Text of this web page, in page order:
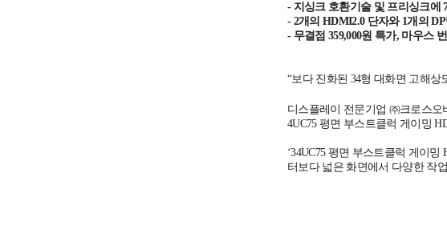
- 지싱크 호환기술 및 프리싱크에
- 2개의 HDMI2.0 단자와 1개의
- 무결점 359,000원 특가, 마우스
“보다 진화된 34형 대화면 고해
디스플레이 전문기업 ㈜크로스
4UC75 평면 부스트클럭 게이밍
‘34UC75 평면 부스트클럭 게이
터보다 넓은 화면에서 다양한 작